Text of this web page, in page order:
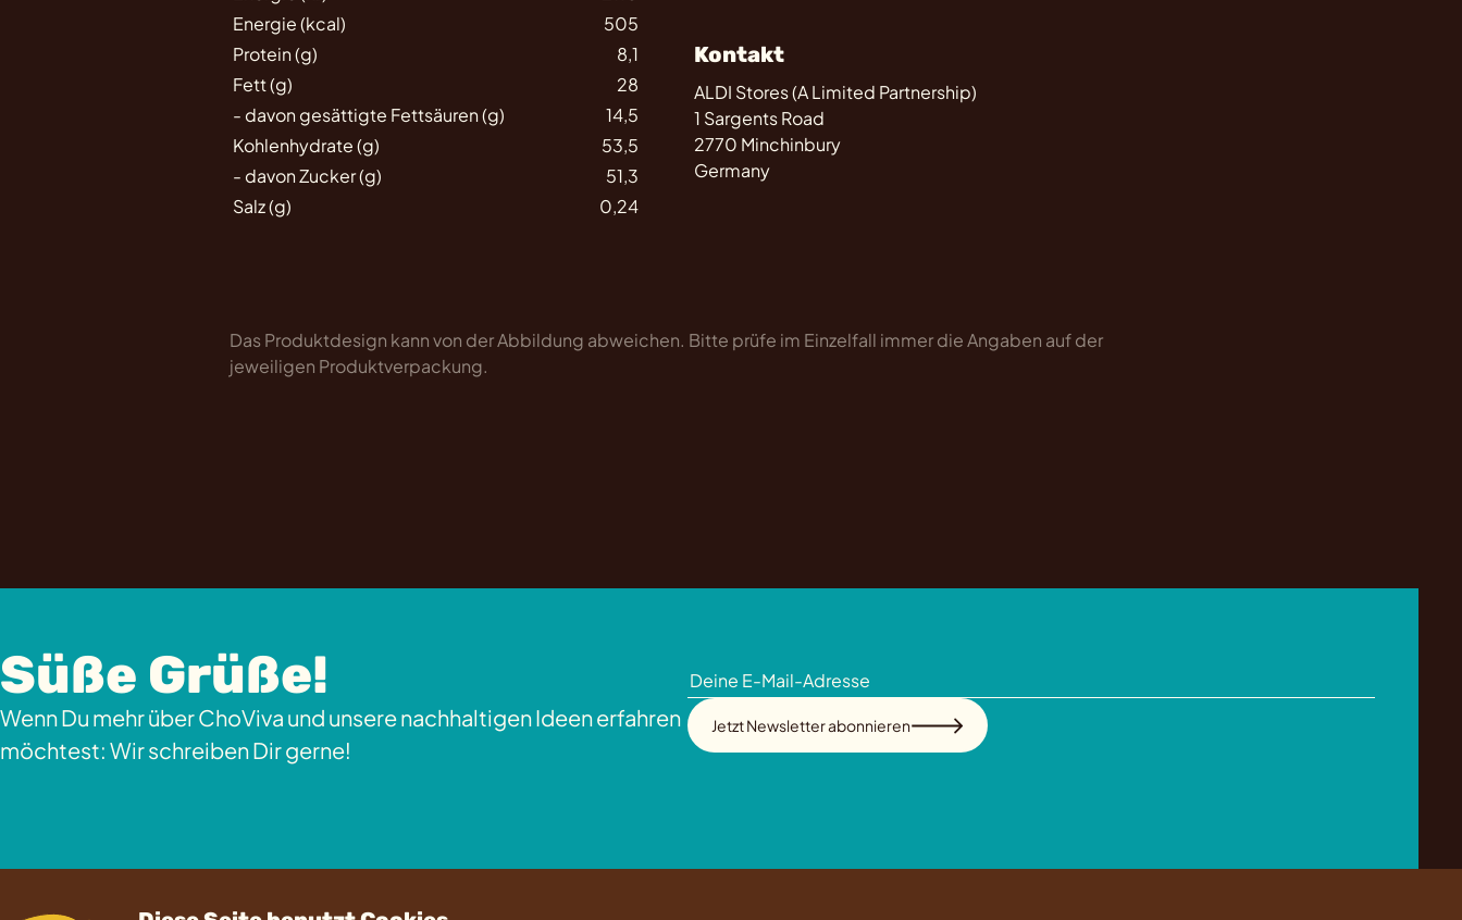
Energie (kcal)
505
Protein (g)
8,1
Fett (g)
28
- davon gesättigte Fettsäuren (g)
14,5
Kohlenhydrate (g)
53,5
- davon Zucker (g)
51,3
Salz (g)
0,24
Kontakt
ALDI Stores (A Limited Partnership)
1 Sargents Road
2770 Minchinbury
Germany
Das Produktdesign kann von der Abbildung abweichen. Bitte prüfe im Einzelfall immer die Angaben auf der
jeweiligen Produktverpackung.
Süße Grüße!
Wenn Du mehr über ChoViva und unsere nachhaltigen Ideen erfahren
möchtest: Wir schreiben Dir gerne!
Jetzt Newsletter abonnieren